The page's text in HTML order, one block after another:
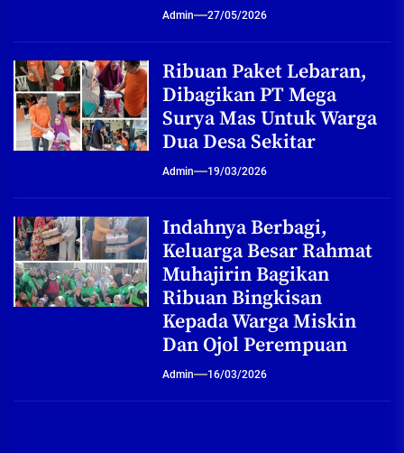
Admin 27/05/2026
Ribuan Paket Lebaran,
Dibagikan PT Mega
Surya Mas Untuk Warga
Dua Desa Sekitar
Admin 19/03/2026
Indahnya Berbagi,
Keluarga Besar Rahmat
Muhajirin Bagikan
Ribuan Bingkisan
Kepada Warga Miskin
Dan Ojol Perempuan
Admin 16/03/2026